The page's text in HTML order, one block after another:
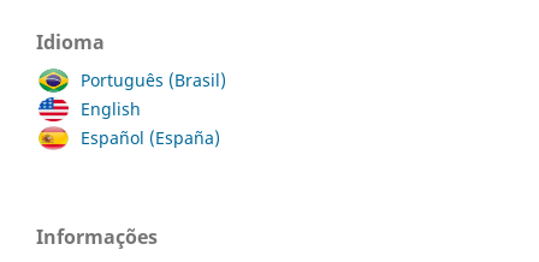
Idioma
Português (Brasil)
English
Español (España)
Informações